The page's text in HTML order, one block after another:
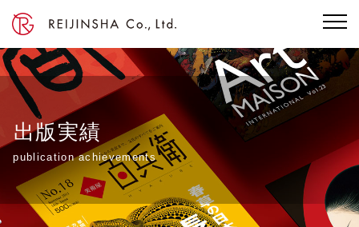
出版実績
publication achievements